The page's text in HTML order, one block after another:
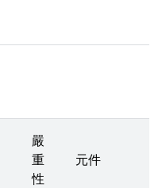
嚴
重
性
元件